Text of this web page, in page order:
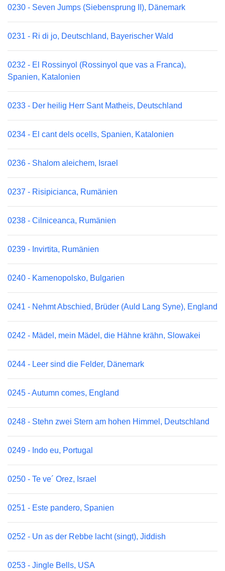
0230 - Seven Jumps (Siebensprung II), Dänemark
0231 - Ri di jo, Deutschland, Bayerischer Wald
0232 - El Rossinyol (Rossinyol que vas a Franca),
Spanien, Katalonien
0233 - Der heilig Herr Sant Matheis, Deutschland
0234 - El cant dels ocells, Spanien, Katalonien
0236 - Shalom aleichem, Israel
0237 - Risipicianca, Rumänien
0238 - Cilniceanca, Rumänien
0239 - Invirtita, Rumänien
0240 - Kamenopolsko, Bulgarien
0241 - Nehmt Abschied, Brüder (Auld Lang Syne), England
0242 - Mädel, mein Mädel, die Hähne krähn, Slowakei
0244 - Leer sind die Felder, Dänemark
0245 - Autumn comes, England
0248 - Stehn zwei Stern am hohen Himmel, Deutschland
0249 - Indo eu, Portugal
0250 - Te ve´ Orez, Israel
0251 - Este pandero, Spanien
0252 - Un as der Rebbe lacht (singt), Jiddish
0253 - Jingle Bells, USA